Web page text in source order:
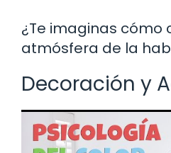
¿Te imaginas cómo
atmósfera de la
Decoración y